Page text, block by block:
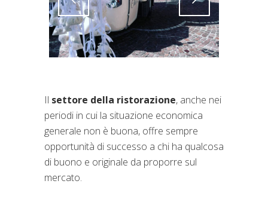
Attiva comando Attiva comando
Il settore della ristorazione, anche nei
periodi in cui la situazione economica
generale non è buona, offre sempre
opportunità di successo a chi ha qualcosa
di buono e originale da proporre sul
mercato.